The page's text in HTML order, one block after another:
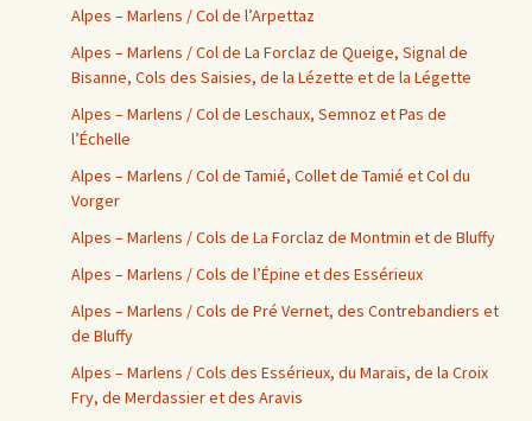
Alpes – Marlens / Col de l’Arpettaz
Alpes – Marlens / Col de La Forclaz de Queige, Signal de
Bisanne, Cols des Saisies, de la Lézette et de la Légette
Alpes – Marlens / Col de Leschaux, Semnoz et Pas de
l’Échelle
Alpes – Marlens / Col de Tamié, Collet de Tamié et Col du
Vorger
Alpes – Marlens / Cols de La Forclaz de Montmin et de Bluffy
Alpes – Marlens / Cols de l’Épine et des Essérieux
Alpes – Marlens / Cols de Pré Vernet, des Contrebandiers et
de Bluffy
Alpes – Marlens / Cols des Essérieux, du Marais, de la Croix
Fry, de Merdassier et des Aravis